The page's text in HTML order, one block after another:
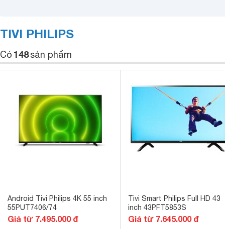
TIVI PHILIPS
Có 148sản phẩm
Android Tivi Philips 4K 55 inch
55PUT7406/74
Giá từ 7.495.000 đ
Tivi Smart Philips Full HD 43
inch 43PFT5853S
Giá từ 7.645.000 đ